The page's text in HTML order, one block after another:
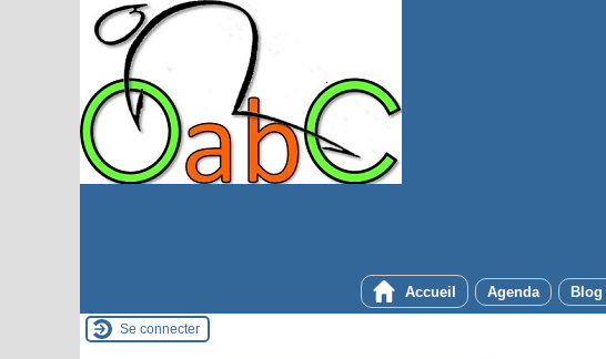
Accueil Agenda Blog
Se connecter